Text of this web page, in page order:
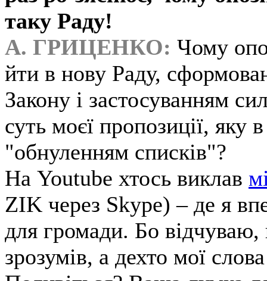
таку Раду!
А. ГРИЦЕНКО: Чому
йти в нову Раду,
Закону і застосуванням
суть моєї пропозиції, яку
"обнуленням списків"?
На Youtube хтось виклав
ZIK через Skype) – де я
для громади. Бо
зрозумів, а дехто мої